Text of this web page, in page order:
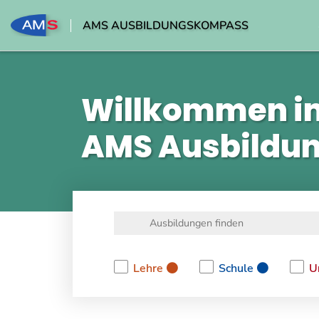
AMS AUSBILDUNGSKOMPASS
Willkommen
AMS
Lehre
Schule